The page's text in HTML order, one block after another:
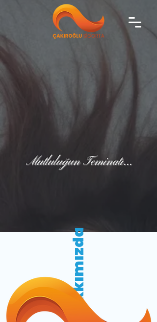
Mutluluğun Teminatı...
hakkımızda